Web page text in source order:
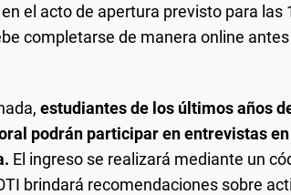
el acto de apertura previsto para
completarse de manera online
estudiantes de los últimos años
podrán participar en entrevistas
El ingreso se realizará mediante un
brindará recomendaciones sobre